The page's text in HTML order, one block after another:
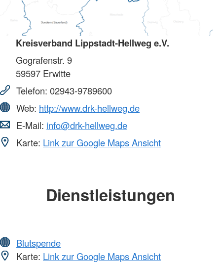
Kreisverband Lippstadt-Hellweg e.V.
Gografenstr. 9
59597 Erwitte
Telefon: 02943-9789600
Web: http://www.drk-hellweg.de
E-Mail: info@drk-hellweg.de
Karte: Link zur Google Maps Ansicht
Dienstleistungen
Blutspende
Karte: Link zur Google Maps Ansicht